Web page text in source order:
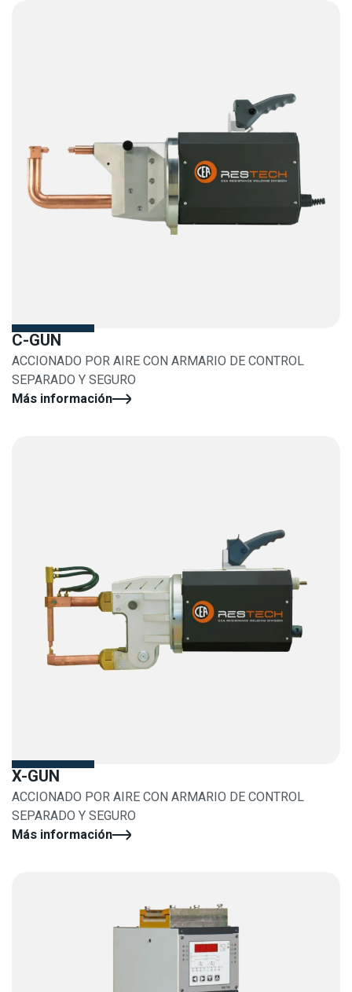
C-GUN
ACCIONADO POR AIRE CON ARMARIO DE CONTROL
SEPARADO Y SEGURO
Más información
X-GUN
ACCIONADO POR AIRE CON ARMARIO DE CONTROL
SEPARADO Y SEGURO
Más información